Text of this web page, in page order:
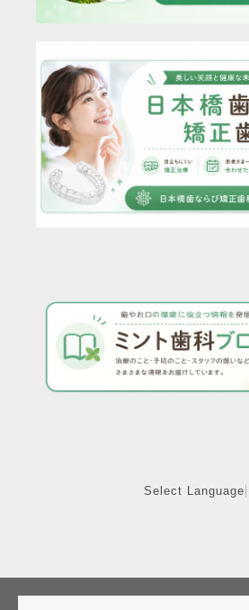
Select Language